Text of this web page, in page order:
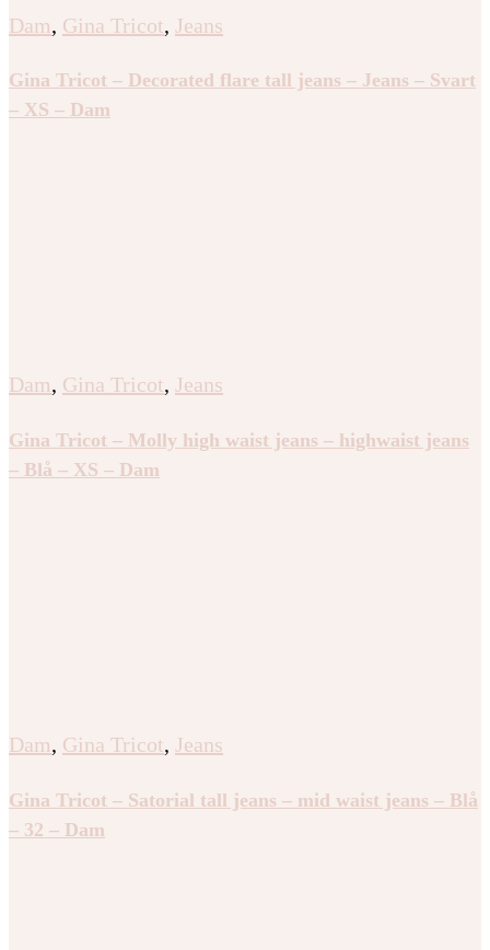
Dam, Gina Tricot, Jeans
Gina Tricot – Decorated flare tall jeans – Jeans – Svart
– XS – Dam
Dam, Gina Tricot, Jeans
Gina Tricot – Molly high waist jeans – highwaist jeans
– Blå – XS – Dam
Dam, Gina Tricot, Jeans
Gina Tricot – Satorial tall jeans – mid waist jeans – Blå
– 32 – Dam